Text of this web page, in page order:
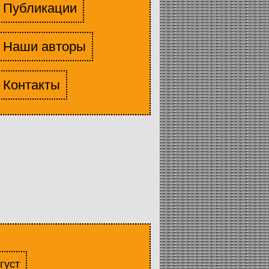
Публикации
Наши авторы
Контакты